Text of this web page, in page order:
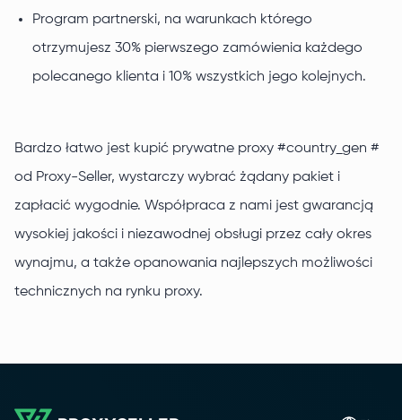
Program partnerski, na warunkach którego
otrzymujesz 30% pierwszego zamówienia każdego
polecanego klienta i 10% wszystkich jego kolejnych.
Bardzo łatwo jest kupić prywatne proxy #country_gen #
od Proxy-Seller, wystarczy wybrać żądany pakiet i
zapłacić wygodnie. Współpraca z nami jest gwarancją
wysokiej jakości i niezawodnej obsługi przez cały okres
wynajmu, a także opanowania najlepszych możliwości
technicznych na rynku proxy.